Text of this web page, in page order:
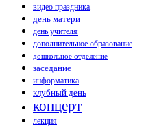
видео праздника
день матери
день учителя
дополнительное образование
дошкольное отделение
заседание
информатика
клубный день
концерт
лекция